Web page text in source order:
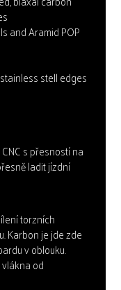
and Aramid POP
stell edges
s přesností na
ladit jízdní
torzních
Karbon je jde zde
v oblouku.
od